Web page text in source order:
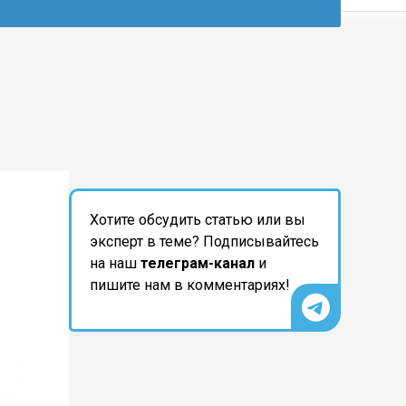
Хотите обсудить статью или вы
эксперт в теме? Подписывайтесь
на наш телеграм-канал и
пишите нам в комментариях!